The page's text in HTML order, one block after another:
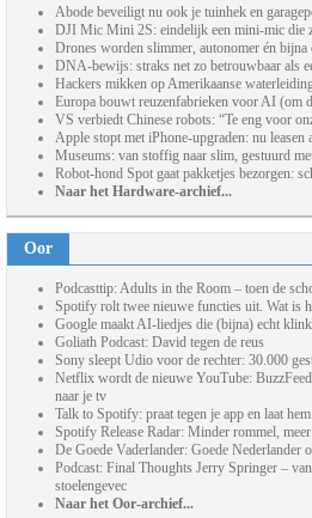
Abode beveiligt nu ook je tuinhek en
DJI Mic Mini 2S: eindelijk een mini-mic die
Drones worden slimmer, autonomer én bijna
DNA-bewijs: straks net zo betrouwbaar als
Hackers mikken op Amerikaanse
Europa bouwt reuzenfabrieken voor AI (om
VS verbiedt Chinese robots: “Te eng voor
Apple stopt met iPhone-upgraden: nu leasen
Museums: van stoffig naar slim, gestuurd
Robot-hond Spot gaat pakketjes bezorgen:
Naar het Hardware-archief...
Oor
Podcasttip: Adults in the Room – toen de
Spotify rolt twee nieuwe functies uit. Wat is
Google maakt AI-liedjes die (bijna) echt
Goliath Podcast: David tegen de reus
Sony sleept Udio voor de rechter: 30.000
Netflix wordt de nieuwe YouTube:
naar je tv
Talk to Spotify: praat tegen je app en laat
Spotify Release Radar: Minder rommel,
De Goede Vaderlander: Goede Nederlander
Podcast: Final Thoughts Jerry Springer –
stoelengevec
Naar het Oor-archief...